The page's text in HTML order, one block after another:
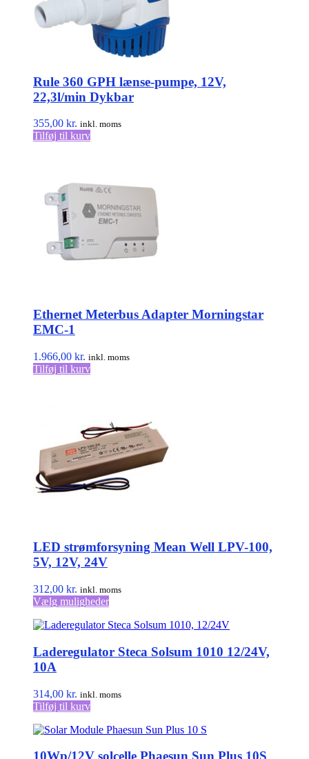
Rule 360 GPH lænse-pumpe, 12V,
22,3l/min Dykbar
355,00 kr. inkl. moms
Tilføj til kurv
Ethernet Meterbus Adapter Morningstar
EMC-1
1.966,00 kr. inkl. moms
Tilføj til kurv
LED strømforsyning Mean Well LPV-100,
5V, 12V, 24V
312,00 kr. inkl. moms
Vælg mulighederDette
har
varianter.
på
Laderegulator Steca Solsum 1010 12/24V,
10A
314,00 kr. inkl. moms
Tilføj til kurv